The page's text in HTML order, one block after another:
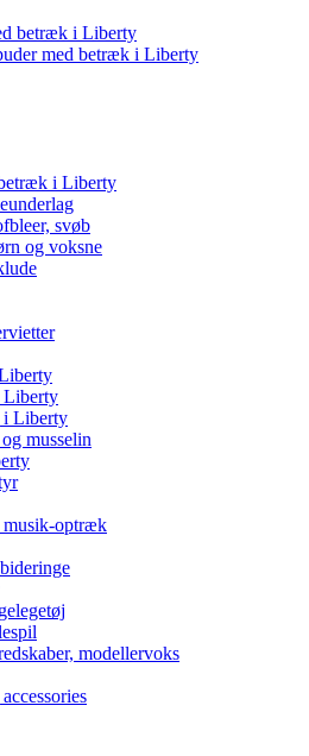
betræk i Liberty
med betræk i Liberty
i Liberty
svøb
og voksne
Liberty
i Liberty
musselin
musik-optræk
modellervoks